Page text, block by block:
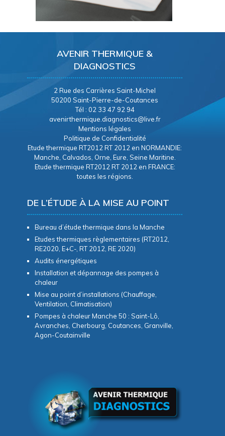
AVENIR THERMIQUE &
DIAGNOSTICS
2 Rue des Carrières Saint-Michel
50200 Saint-Pierre-de-Coutances
Tél : 02 33 47 92 94
avenirthermique.diagnostics@live.fr
Mentions légales
Politique de Confidentialité
Etude thermique RT2012 RT 2012 en NORMANDIE:
Manche, Calvados, Orne, Eure, Seine Maritine.
Etude thermique RT2012 RT 2012 en FRANCE:
toutes les régions.
DE L’ÉTUDE À LA MISE AU POINT
Bureau d’étude thermique dans la Manche
Etudes thermiques règlementaires (RT2012,
RE2020, E+C-, RT 2012, RE 2020)
Audits énergétiques
Installation et dépannage des pompes à
chaleur
Mise au point d’installations (Chauffage,
Ventilation, Climatisation)
Pompes à chaleur Manche 50 : Saint-Lô,
Avranches, Cherbourg, Coutances, Granville,
Agon-Coutainville